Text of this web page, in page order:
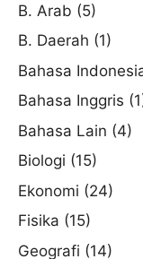
B. Arab (5)
B. Daerah (1)
Bahasa
Bahasa Inggris
Bahasa Lain (4)
Biologi (15)
Ekonomi (24)
Fisika (15)
Geografi (14)